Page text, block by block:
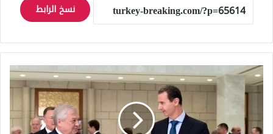
نسخ الرابط
المبعوث
الروسي
في
مفاجئة